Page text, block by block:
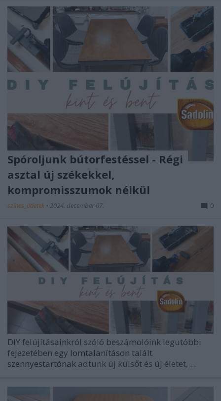
Spóroljunk bútorfestéssel - Régi
asztal új székekkel,
kompromisszumok nélkül
színes_ötletek • 2024. december 07. 0
DIY felújításainkról szóló beszámolóink legutóbbi
fejezetében egy lomtalanításon talált
szennyestartónak adtunk új külsőt és új életet, ...